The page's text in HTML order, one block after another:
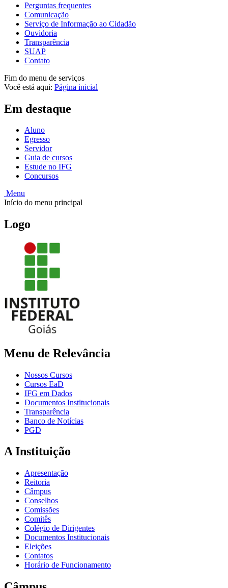
Perguntas frequentes
Comunicação
Serviço de Informação ao Cidadão
Ouvidoria
Transparência
SUAP
Contato
Fim do menu de serviços
Você está aqui: Página inicial
Em destaque
Aluno
Egresso
Servidor
Guia de cursos
Estude no IFG
Concursos
Menu
Início do menu principal
Logo
Menu de Relevância
Nossos Cursos
Cursos EaD
IFG em Dados
Documentos Institucionais
Transparência
Banco de Notícias
PGD
A Instituição
Apresentação
Reitoria
Câmpus
Conselhos
Comissões
Comitês
Colégio de Dirigentes
Documentos Institucionais
Eleições
Contatos
Horário de Funcionamento